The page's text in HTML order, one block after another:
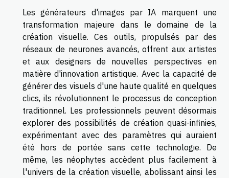
Les générateurs d'images par IA marquent une
transformation majeure dans le domaine de la
création visuelle. Ces outils, propulsés par des
réseaux de neurones avancés, offrent aux artistes
et aux designers de nouvelles perspectives en
matière d'innovation artistique. Avec la capacité de
générer des visuels d'une haute qualité en quelques
clics, ils révolutionnent le processus de conception
traditionnel. Les professionnels peuvent désormais
explorer des possibilités de création quasi-infinies,
expérimentant avec des paramètres qui auraient
été hors de portée sans cette technologie. De
même, les néophytes accèdent plus facilement à
l'univers de la création visuelle, abolissant ainsi les